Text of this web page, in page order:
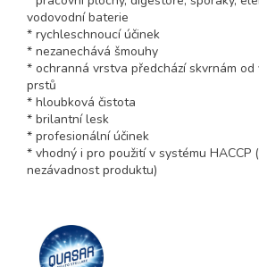
vodovodní baterie
* rychleschnoucí účinek
* nezanechává šmouhy
* ochranná vrstva předchází skvrnám od
prstů
* hloubková čistota
* brilantní lesk
* profesionální účinek
* vhodný i pro použití v systému HACCP
nezávadnost produktu)